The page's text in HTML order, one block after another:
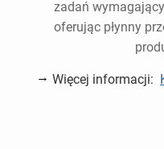
zadań
oferując płynny
Więcej informacji: